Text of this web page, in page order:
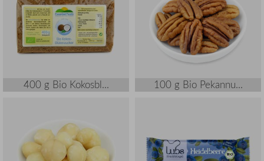
400 g Bio Kokosbl... 100 g Bio Pekannu...